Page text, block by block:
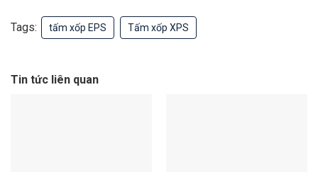
Tags: tấm xốp EPS Tấm xốp XPS
Tin tức liên quan